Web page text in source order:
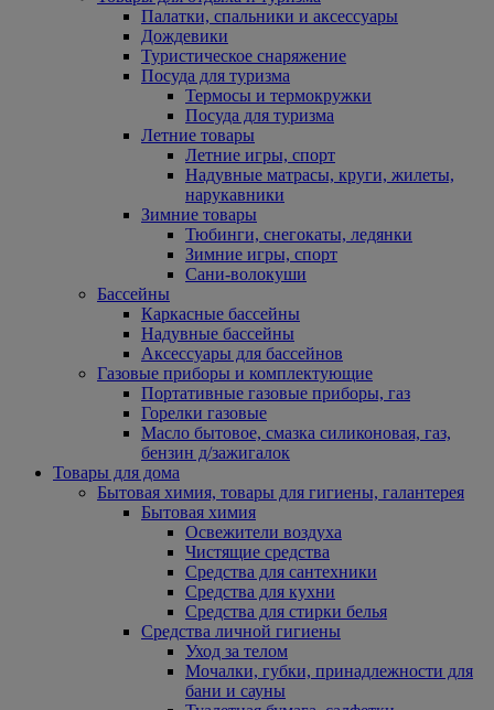
Палатки, спальники и аксессуары
Дождевики
Туристическое снаряжение
Посуда для туризма
Термосы и термокружки
Посуда для туризма
Летние товары
Летние игры, спорт
Надувные матрасы, круги, жилеты,
нарукавники
Зимние товары
Тюбинги, снегокаты, ледянки
Зимние игры, спорт
Сани-волокуши
Бассейны
Каркасные бассейны
Надувные бассейны
Аксессуары для бассейнов
Газовые приборы и комплектующие
Портативные газовые приборы, газ
Горелки газовые
Масло бытовое, смазка силиконовая, газ,
бензин д/зажигалок
Товары для дома
Бытовая химия, товары для гигиены, галантерея
Бытовая химия
Освежители воздуха
Чистящие средства
Средства для сантехники
Средства для кухни
Средства для стирки белья
Средства личной гигиены
Уход за телом
Мочалки, губки, принадлежности для
бани и сауны